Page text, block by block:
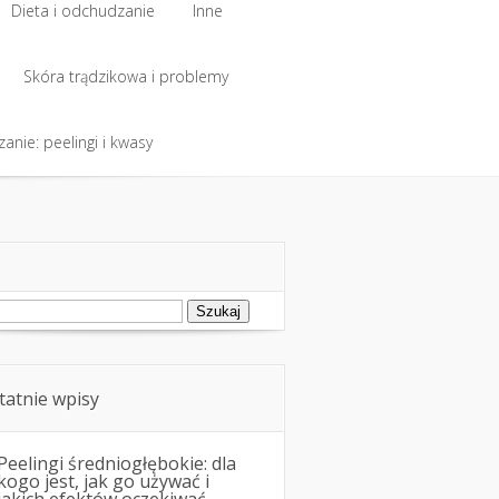
Dieta i odchudzanie
Dieta i odchudzanie
Inne
Inne
Skóra trądzikowa i problemy
Skóra trądzikowa i problemy
peelingi i kwasy
wpisy
średniogłębokie: dla
jest, jak go używać i